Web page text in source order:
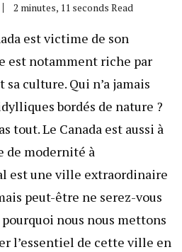
2 minutes, 11 seconds Read
est victime de son
est notamment riche par
culture. Qui n’a jamais
bordés de nature ?
tout. Le Canada est aussi à
de modernité à
est une ville extraordinaire
peut-être ne serez-vous
pourquoi nous nous mettons
l’essentiel de cette ville en